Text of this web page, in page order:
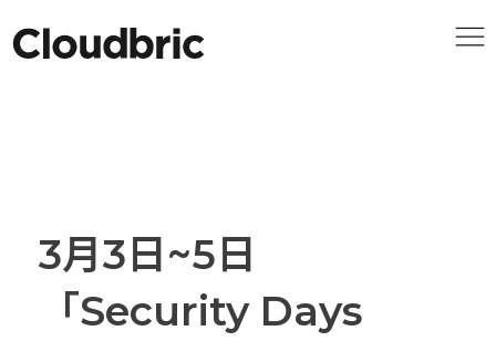
3月3日~5日
「Security Days